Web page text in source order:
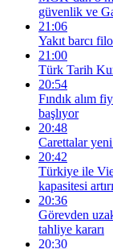
güvenlik ve
21:06
Yakıt barcı
21:00
Türk Tarih
20:54
Fındık alım
başlıyor
20:48
Carettalar yeni
20:42
Türkiye ile
kapasitesi
20:36
Görevden
tahliye kararı
20:30